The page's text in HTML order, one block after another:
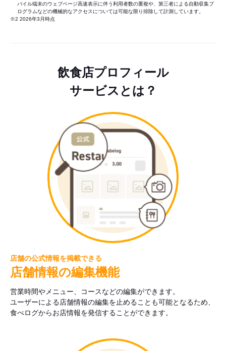
バイル端末のウェブページ高速表示に伴う利用者数の重複や、第三者による自動収集プ
ログラムなどの機械的なアクセスについては可能な限り排除して計測しています。
※2 2026年3月時点
飲食店プロフィール
サービスとは？
店舗の公式情報を掲載できる
店舗情報の編集機能
営業時間やメニュー、コースなどの編集ができます。
ユーザーによる店舗情報の編集を止めることも可能となるため、
食べログからお店情報を発信することができます。